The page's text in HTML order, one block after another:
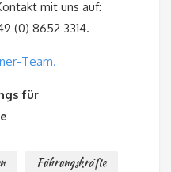
mit uns auf:
(0) 8652 3314.
Team.
für
Führungskräfte